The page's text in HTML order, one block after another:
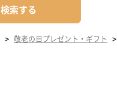
検索する
> 敬老の日プレゼント・ギフト >